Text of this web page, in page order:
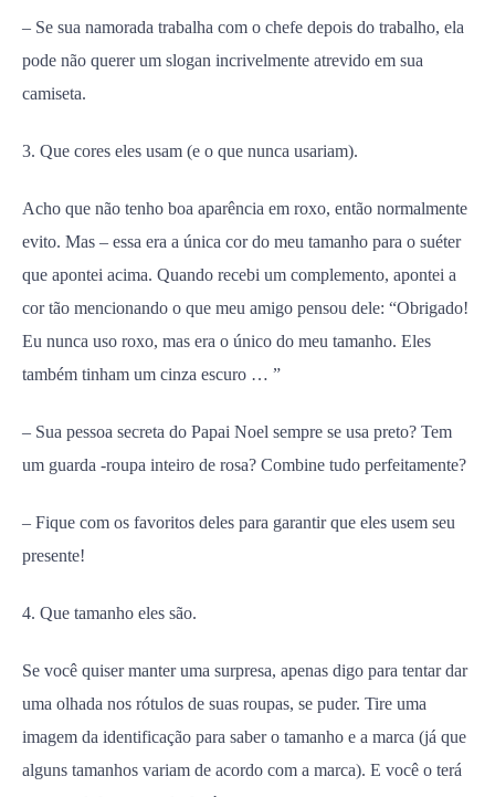
– Se sua namorada trabalha com o chefe depois do trabalho, ela
pode não querer um slogan incrivelmente atrevido em sua
camiseta.
3. Que cores eles usam (e o que nunca usariam).
Acho que não tenho boa aparência em roxo, então normalmente
evito. Mas – essa era a única cor do meu tamanho para o suéter
que apontei acima. Quando recebi um complemento, apontei a
cor tão mencionando o que meu amigo pensou dele: “Obrigado!
Eu nunca uso roxo, mas era o único do meu tamanho. Eles
também tinham um cinza escuro … ”
– Sua pessoa secreta do Papai Noel sempre se usa preto? Tem
um guarda -roupa inteiro de rosa? Combine tudo perfeitamente?
– Fique com os favoritos deles para garantir que eles usem seu
presente!
4. Que tamanho eles são.
Se você quiser manter uma surpresa, apenas digo para tentar dar
uma olhada nos rótulos de suas roupas, se puder. Tire uma
imagem da identificação para saber o tamanho e a marca (já que
alguns tamanhos variam de acordo com a marca). E você o terá